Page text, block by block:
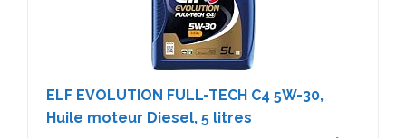
ELF EVOLUTION FULL-TECH C4 5W-30,
Huile moteur Diesel, 5 litres